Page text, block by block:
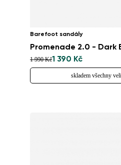
Barefoot sandály
Promenade 2.0 - Dark
1 990 Kč1 390 Kč
skladem všechny